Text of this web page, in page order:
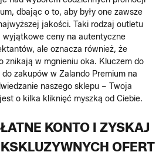
dbając o to, aby były one zawsze
jakości. Taki rodzaj outletu
wyjątkowe ceny na autentyczne
ale oznacza również, że
znikają w mgnieniu oka. Kluczem do
zakupów w Zalando Premium na
naszego sklepu – Twoja
o kilka kliknięć myszką od Ciebie.
KONTO I ZYSKAJ
OFERT